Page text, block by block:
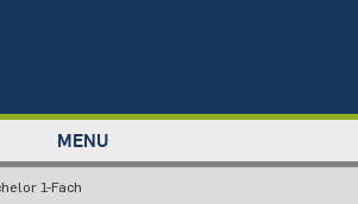
MENU
1-Fach